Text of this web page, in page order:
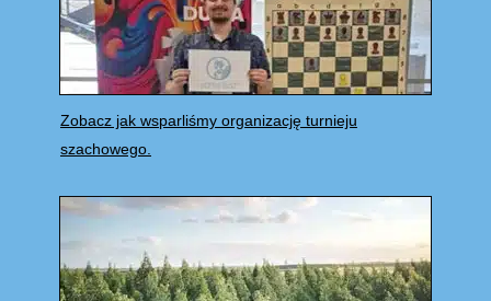
Zobacz jak wsparliśmy organizację turnieju
szachowego.